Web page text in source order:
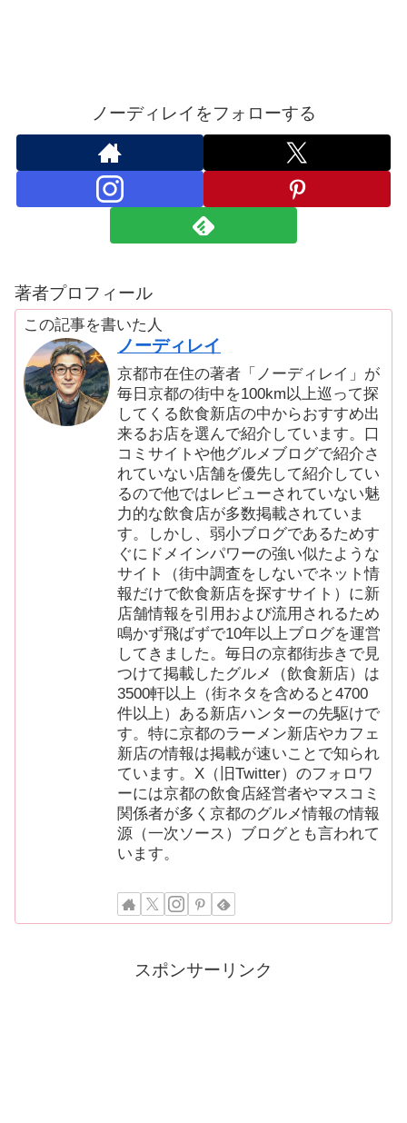
ノーディレイをフォローする
著者プロフィール
この記事を書いた人
ノーディレイ
京都市在住の著者「ノーディレイ」が
毎日京都の街中を100km以上巡って探
してくる飲食新店の中からおすすめ出
来るお店を選んで紹介しています。口
コミサイトや他グルメブログで紹介さ
れていない店舗を優先して紹介してい
るので他ではレビューされていない魅
力的な飲食店が多数掲載されていま
す。しかし、弱小ブログであるためす
ぐにドメインパワーの強い似たような
サイト（街中調査をしないでネット情
報だけで飲食新店を探すサイト）に新
店舗情報を引用および流用されるため
鳴かず飛ばずで10年以上ブログを運営
してきました。毎日の京都街歩きで見
つけて掲載したグルメ（飲食新店）は
3500軒以上（街ネタを含めると4700
件以上）ある新店ハンターの先駆けで
す。特に京都のラーメン新店やカフェ
新店の情報は掲載が速いことで知られ
ています。X（旧Twitter）のフォロワ
ーには京都の飲食店経営者やマスコミ
関係者が多く京都のグルメ情報の情報
源（一次ソース）ブログとも言われて
います。
スポンサーリンク